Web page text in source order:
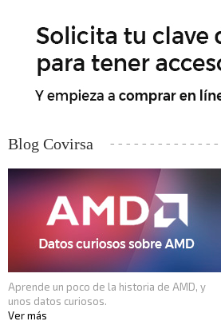
Blog Covirsa
Aprende un poco de la historia de AMD, y
unos datos curiosos.
Ver más